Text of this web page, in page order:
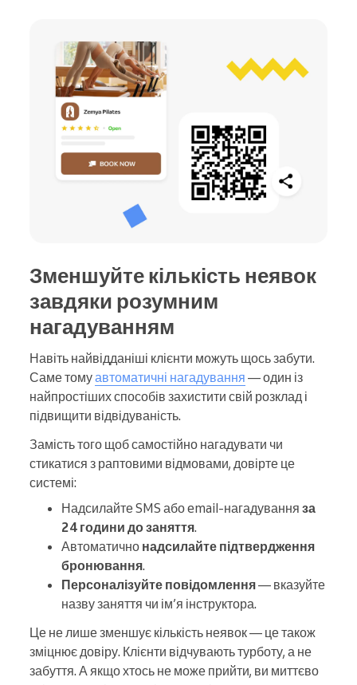
Зменшуйте кількість неявок
завдяки розумним
нагадуванням
Навіть найвідданіші клієнти можуть щось забути.
Саме томуавтоматичні нагадування — один із
найпростіших способів захистити свій розклад і
підвищити відвідуваність.
Замість того щоб самостійно нагадувати чи
стикатися з раптовими відмовами, довірте це
системі:
Надсилайте SMS або email-нагадування за
24 години до заняття.
Автоматично надсилайте підтвердження
бронювання.
Персоналізуйте повідомлення— вказуйте
назву заняття чи ім’я інструктора.
Це не лише зменшує кількість неявок — це також
зміцнює довіру. Клієнти відчувають турботу, а не
забуття. А якщо хтось не може прийти, ви миттєво